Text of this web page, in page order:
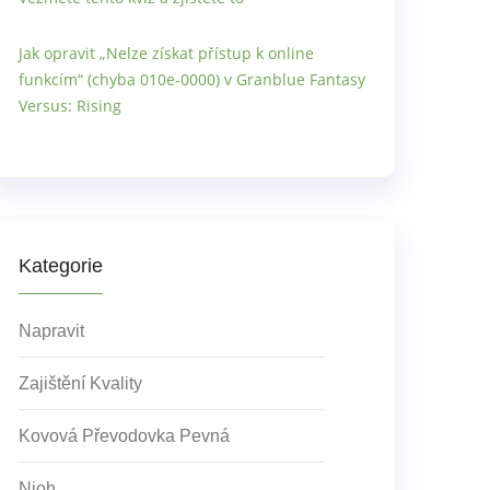
Jak opravit „Nelze získat přístup k online
funkcím“ (chyba 010e-0000) v Granblue Fantasy
Versus: Rising
Kategorie
Napravit
Zajištění Kvality
Kovová Převodovka Pevná